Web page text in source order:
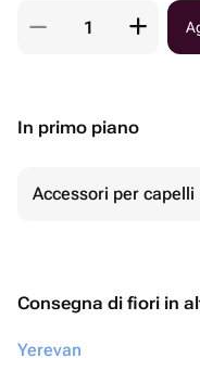
In primo piano
Accessori per capelli
Consegna di fiori in
Yerevan